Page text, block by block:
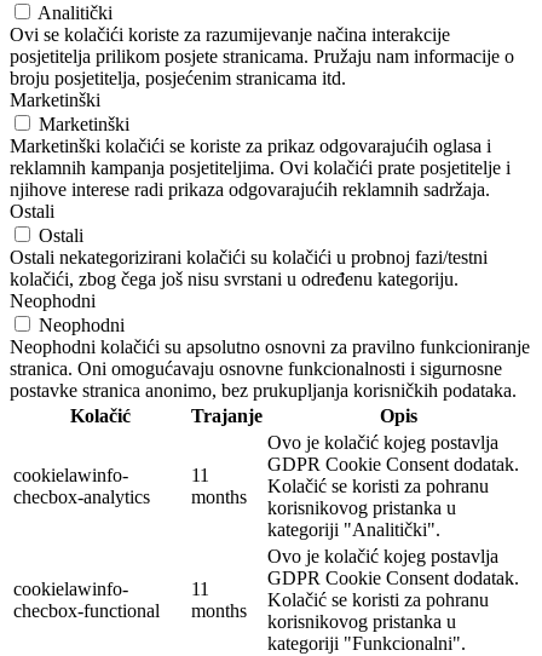
Analitički
Ovi se kolačići koriste za razumijevanje načina interakcije
posjetitelja prilikom posjete stranicama. Pružaju nam informacije o
broju posjetitelja, posjećenim stranicama itd.
Marketinški
Marketinški
Marketinški kolačići se koriste za prikaz odgovarajućih oglasa i
reklamnih kampanja posjetiteljima. Ovi kolačići prate posjetitelje i
njihove interese radi prikaza odgovarajućih reklamnih sadržaja.
Ostali
Ostali
Ostali nekategorizirani kolačići su kolačići u probnoj fazi/testni
kolačići, zbog čega još nisu svrstani u određenu kategoriju.
Neophodni
Neophodni
Neophodni kolačići su apsolutno osnovni za pravilno funkcioniranje
stranica. Oni omogućavaju osnovne funkcionalnosti i sigurnosne
postavke stranica anonimo, bez prukupljanja korisničkih podataka.
Kolačić
Trajanje Opis
cookielawinfo-
checbox-analytics
11
months
Ovo je kolačić kojeg postavlja
GDPR Cookie Consent dodatak.
Kolačić se koristi za pohranu
korisnikovog pristanka u
kategoriji "Analitički".
cookielawinfo-
checbox-functional
11
months
Ovo je kolačić kojeg postavlja
GDPR Cookie Consent dodatak.
Kolačić se koristi za pohranu
korisnikovog pristanka u
kategoriji "Funkcionalni".